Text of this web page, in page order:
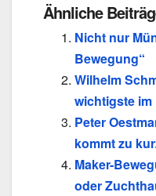
Ähnliche
Nicht nur
Bewegung“
Wilhelm
wichtigste im
Peter
kommt zu
Maker-
oder